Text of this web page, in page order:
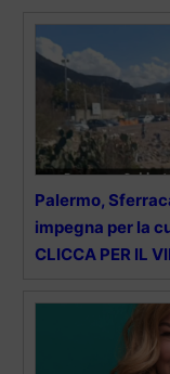
Palermo,
impegna per la
CLICCA PER IL